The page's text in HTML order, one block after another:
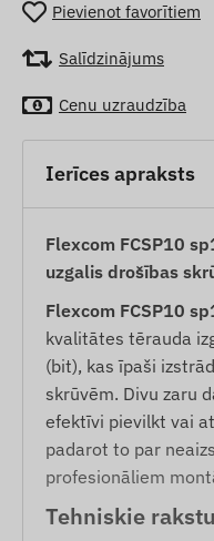
Pievienot favorītiem
Salīdzinājums
Cenu uzraudzība
Ierīces apraksts
Flexcom FCSP10
uzgalis drošības
Flexcom FCSP10
kvalitātes tērauda
(bit), kas īpaši
skrūvēm. Divu zaru
efektīvi pievilkt vai
padarot to par
profesionāliem
Tehniskie